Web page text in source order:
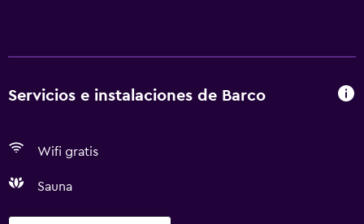
Servicios e instalaciones de Barco
Wifi gratis
Sauna